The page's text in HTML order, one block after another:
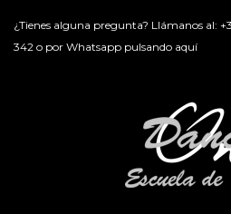
¿Tienes alguna pregunta? Llámanos al:
342 o por Whatsapp pulsando aquí